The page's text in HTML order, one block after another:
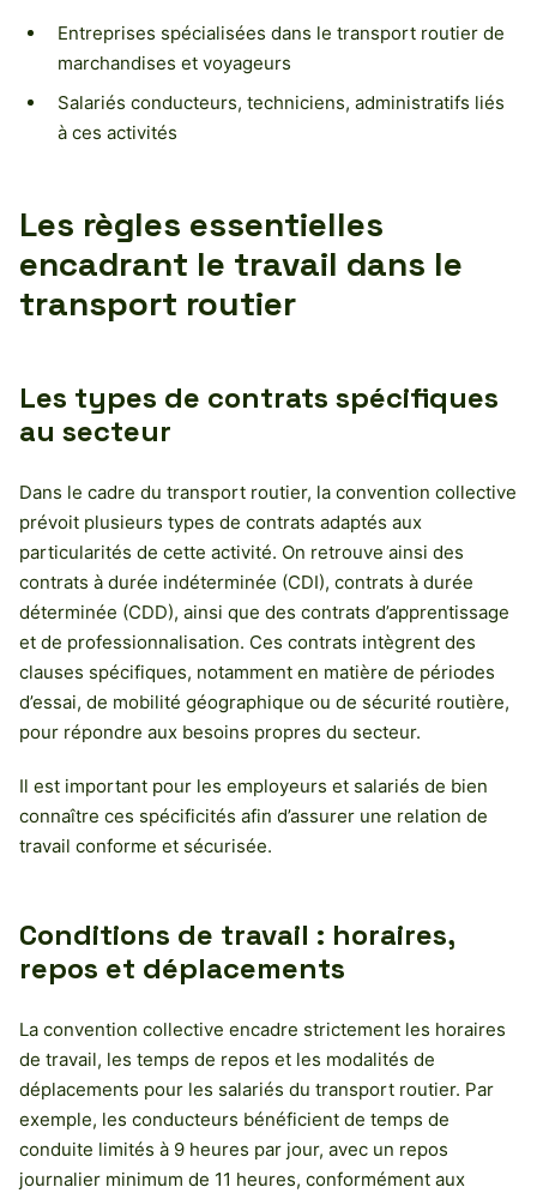
Entreprises spécialisées dans le transport routier de
marchandises et voyageurs
Salariés conducteurs, techniciens, administratifs liés
à ces activités
Les règles essentielles
encadrant le travail dans le
transport routier
Les types de contrats spécifiques
au secteur
Dans le cadre du transport routier, la convention collective
prévoit plusieurs types de contrats adaptés aux
particularités de cette activité. On retrouve ainsi des
contrats à durée indéterminée (CDI), contrats à durée
déterminée (CDD), ainsi que des contrats d’apprentissage
et de professionnalisation. Ces contrats intègrent des
clauses spécifiques, notamment en matière de périodes
d’essai, de mobilité géographique ou de sécurité routière,
pour répondre aux besoins propres du secteur.
Il est important pour les employeurs et salariés de bien
connaître ces spécificités afin d’assurer une relation de
travail conforme et sécurisée.
Conditions de travail : horaires,
repos et déplacements
La convention collective encadre strictement les horaires
de travail, les temps de repos et les modalités de
déplacements pour les salariés du transport routier. Par
exemple, les conducteurs bénéficient de temps de
conduite limités à 9 heures par jour, avec un repos
journalier minimum de 11 heures, conformément aux